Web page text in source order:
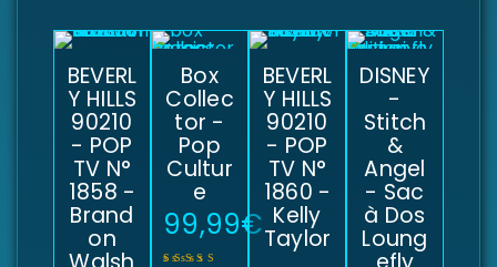
BEVERL
Y HILLS
90210
- POP
TV N°
1858 -
Brand
on
Box
Collec
tor -
Pop
Cultur
e
99,99€
BEVERL
Y HILLS
90210
- POP
TV N°
1860 -
Kelly
Taylor
DISNEY
-
Stitch
&
Angel
- Sac
à Dos
Loung